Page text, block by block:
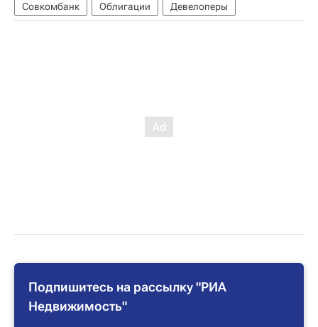
Совкомбанк Облигации Девелоперы
Подпишитесь на рассылку "РИА
Недвижимость"